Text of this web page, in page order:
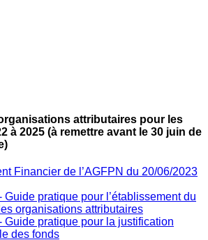
attributaires pour les
à 2025 (à remettre avant le 30 juin de
Financier de l’AGFPN du 20/06/2023
Guide pratique pour l’établissement du
organisations attributaires
Guide pratique pour la justification
des fonds